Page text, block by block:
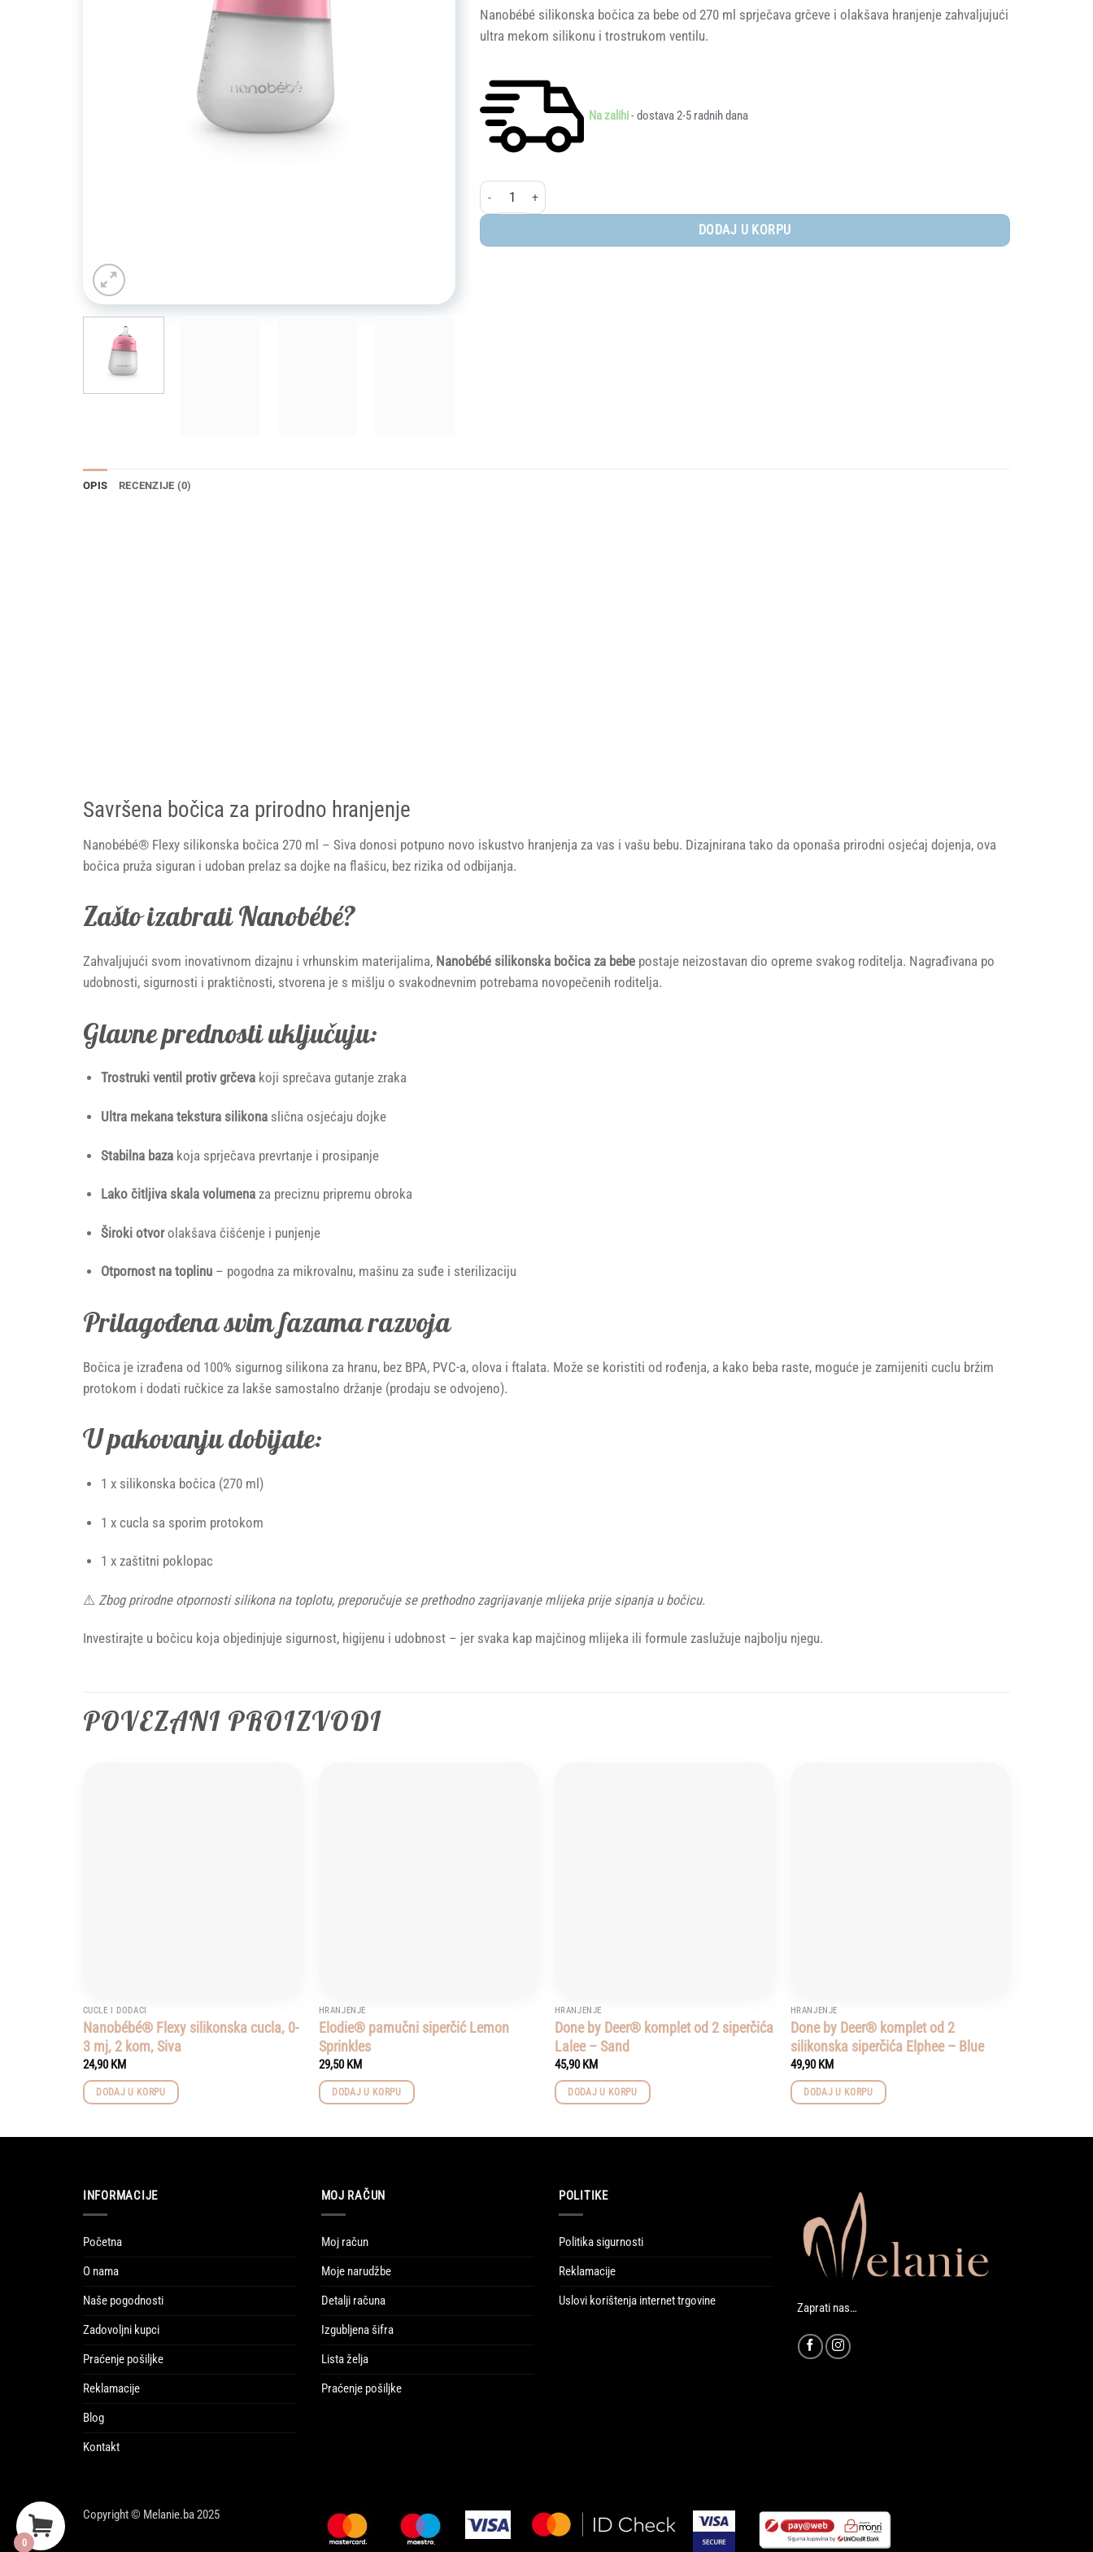
Nanobébé silikonska bočica za bebe od 270 ml sprječava grčeve i olakšava hranjenje zahvaljujući
ultra mekom silikonu i trostrukom ventilu.
Na zalihi- dostava 2-5 radnih dana
Nanobébé® Flexy silikonska bočica 270 ml - Roza količina
DODAJ U KORPU
OPIS RECENZIJE (0)
Savršena bočica za prirodno hranjenje
Nanobébé® Flexy silikonska bočica 270 ml – Siva donosi potpuno novo iskustvo hranjenja za vas i vašu bebu. Dizajnirana tako da oponaša prirodni osjećaj dojenja, ova
bočica pruža siguran i udoban prelaz sa dojke na flašicu, bez rizika od odbijanja.
Zašto izabrati Nanobébé?
Zahvaljujući svom inovativnom dizajnu i vrhunskim materijalima, Nanobébé silikonska bočica za bebe postaje neizostavan dio opreme svakog roditelja. Nagrađivana po
udobnosti, sigurnosti i praktičnosti, stvorena je s mišlju o svakodnevnim potrebama novopečenih roditelja.
Glavne prednosti uključuju:
Trostruki ventil protiv grčevakoji sprečava gutanje zraka
Ultra mekana tekstura silikonaslična osjećaju dojke
Stabilna bazakoja sprječava prevrtanje i prosipanje
Lako čitljiva skala volumenaza preciznu pripremu obroka
Široki otvorolakšava čišćenje i punjenje
Otpornost na toplinu– pogodna za mikrovalnu, mašinu za suđe i sterilizaciju
Prilagođena svim fazama razvoja
Bočica je izrađena od 100% sigurnog silikona za hranu, bez BPA, PVC-a, olova i ftalata. Može se koristiti od rođenja, a kako beba raste, moguće je zamijeniti cuclu bržim
protokom i dodati ručkice za lakše samostalno držanje (prodaju se odvojeno).
U pakovanju dobijate:
1 x silikonska bočica (270 ml)
1 x cucla sa sporim protokom
1 x zaštitni poklopac
⚠️ Zbog prirodne otpornosti silikona na toplotu, preporučuje se prethodno zagrijavanje mlijeka prije sipanja u bočicu.
Investirajte u bočicu koja objedinjuje sigurnost, higijenu i udobnost – jer svaka kap majčinog mlijeka ili formule zaslužuje najbolju njegu.
POVEZANI PROIZVODI
CUCLE I DODACI
Nanobébé® Flexy silikonska cucla, 0-
3 mj, 2 kom, Siva
24,90KM
DODAJ U KORPU
HRANJENJE
Elodie® pamučni siperčić Lemon
Sprinkles
29,50KM
DODAJ U KORPU
HRANJENJE
Done by Deer® komplet od 2 siperčića
Lalee – Sand
45,90KM
DODAJ U KORPU
HRANJENJE
Done by Deer® komplet od 2
silikonska siperčića Elphee – Blue
49,90KM
DODAJ U KORPU
INFORMACIJE
Početna
O nama
Naše pogodnosti
Zadovoljni kupci
Praćenje pošiljke
Reklamacije
Blog
Kontakt
MOJ RAČUN
Moj račun
Moje narudžbe
Detalji računa
Izgubljena šifra
Lista želja
Praćenje pošiljke
POLITIKE
Politika sigurnosti
Reklamacije
Uslovi korištenja internet trgovine
Zaprati nas…
Copyright © Melanie.ba 2025
0